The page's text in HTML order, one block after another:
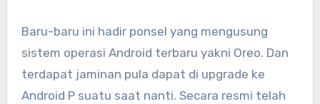
Baru-baru ini hadir ponsel yang mengusung
sistem operasi Android terbaru yakni Oreo. Dan
terdapat jaminan pula dapat di upgrade ke
Android P suatu saat nanti. Secara resmi telah